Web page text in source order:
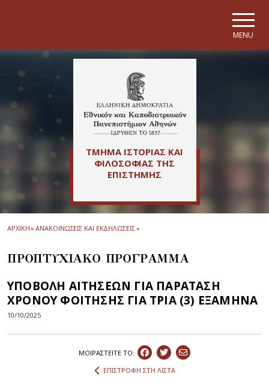
MENU
ΤΜΗΜΑ ΙΣΤΟΡΙΑΣ ΚΑΙ
ΦΙΛΟΣΟΦΙΑΣ ΤΗΣ
ΕΠΙΣΤΗΜΗΣ
ΑΡΧΙΚΗ» ΑΝΑΚΟΙΝΩΣΕΙΣ ΚΑΙ ΕΚΔΗΛΩΣΕΙΣ»
ΠΡΟΠΤΥΧΙΑΚΟ ΠΡΟΓΡΑΜΜΑ
ΥΠΟΒΟΛΗ ΑΙΤΗΣΕΩΝ ΓΙΑ ΠΑΡΑΤΑΣΗ
ΧΡΟΝΟΥ ΦΟΙΤΗΣΗΣ ΓΙΑ ΤΡΙΑ (3) ΕΞΑΜΗΝΑ
10/10/2025
ΜΟΙΡΑΣΤEIΤΕ ΤΟ:
ΕΠΙΣΤΡΟΦΗ ΣΤΗ ΛΙΣΤΑ